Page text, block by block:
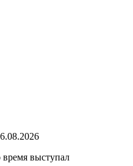
выступал